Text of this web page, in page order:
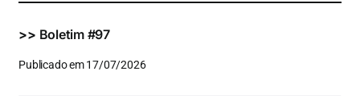
>> Boletim #97
Publicado em 17/07/2026